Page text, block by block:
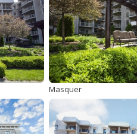
Masquer